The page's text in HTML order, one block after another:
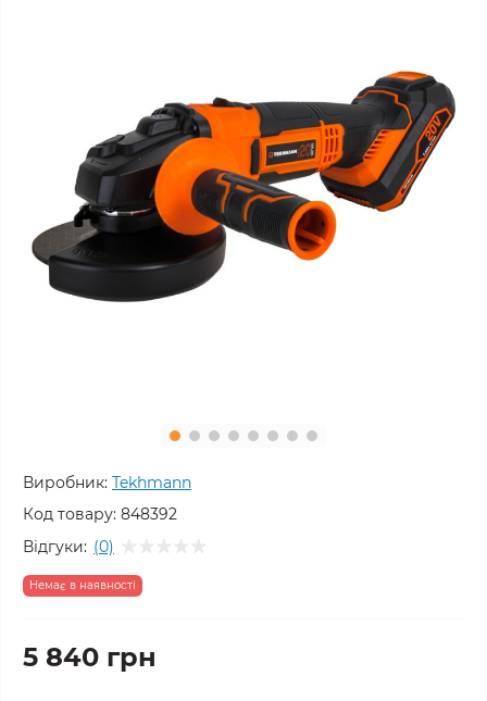
Виробник: Tekhmann
Код товару: 848392
Відгуки: (0)
Немає в наявності
5 840 грн